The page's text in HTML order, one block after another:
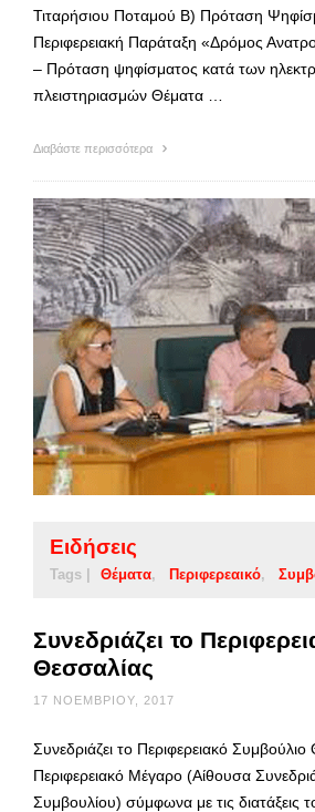
Τιταρήσιου Ποταμού Β) Πρόταση
Περιφερειακή Παράταξη «Δρόμος
– Πρόταση ψηφίσματος κατά των
πλειστηριασμών Θέματα …
Διαβάστε περισσότερα
Ειδήσεις
Tags | Θέματα Περιφερεαικό
Συνεδριάζει το
Θεσσαλίας
17 ΝΟΕΜΒΡΊΟΥ, 2017
Συνεδριάζει το Περιφερειακό
Περιφερειακό Μέγαρο (Αίθουσα
Συμβουλίου) σύμφωνα με τις